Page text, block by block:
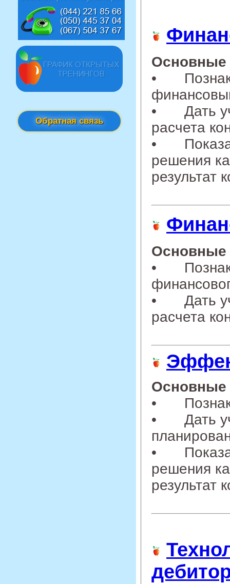
Обратная связь
Основные
•
•
Дать
расчета
•
решения
результат
Основные
•
•
Дать
расчета
Основные
•
•
Дать
•
решения
результат